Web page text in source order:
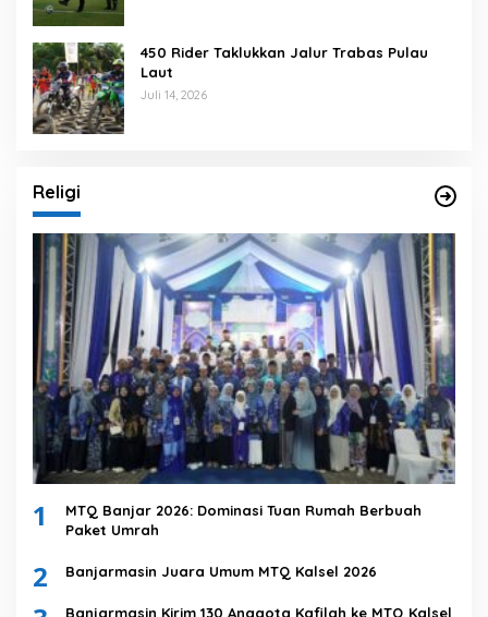
450 Rider Taklukkan Jalur Trabas Pulau
Laut
Juli 14, 2026
Religi
1
MTQ Banjar 2026: Dominasi Tuan Rumah Berbuah
Paket Umrah
2 Banjarmasin Juara Umum MTQ Kalsel 2026
Banjarmasin Kirim 130 Anggota Kafilah ke MTQ Kalsel